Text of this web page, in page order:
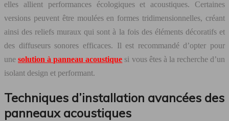
elles allient performances écologiques et acoustiques. Certaines
versions peuvent être moulées en formes tridimensionnelles, créant
ainsi des reliefs muraux qui sont à la fois des éléments décoratifs et
des diffuseurs sonores efficaces. Il est recommandé d’opter pour
unesolution à panneau acoustique si vous êtes à la recherche d’un
isolant design et performant.
Techniques d’installation avancées des
panneaux acoustiques